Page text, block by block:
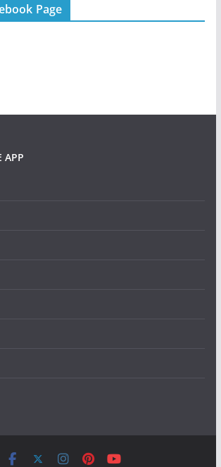
Page
APP